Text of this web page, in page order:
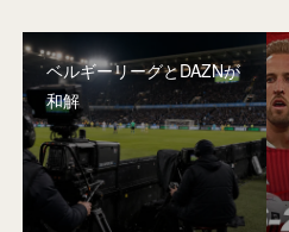
ベルギーリーグとDAZNが
和解